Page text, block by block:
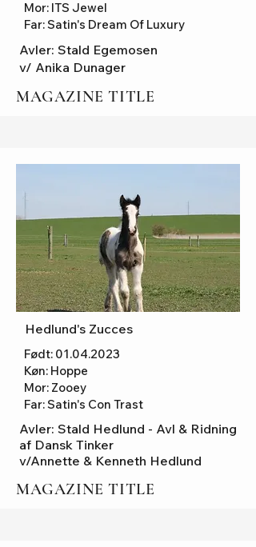
Mor: ITS Jewel
Far: Satin's Dream Of Luxury
Avler: Stald Egemosen
v/ Anika Dunager
MAGAZINE TITLE
Hedlund's Zucces
Født: 01.04.2023
Køn: Hoppe
Mor: Zooey
Far: Satin's Con Trast
Avler: Stald Hedlund - Avl & Ridning
af Dansk Tinker
v/Annette & Kenneth Hedlund
MAGAZINE TITLE